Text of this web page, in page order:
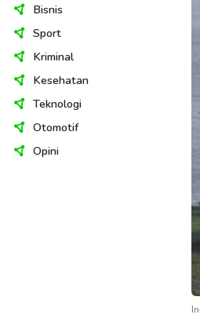
Bisnis
Sport
Kriminal
Kesehatan
Teknologi
Otomotif
Opini